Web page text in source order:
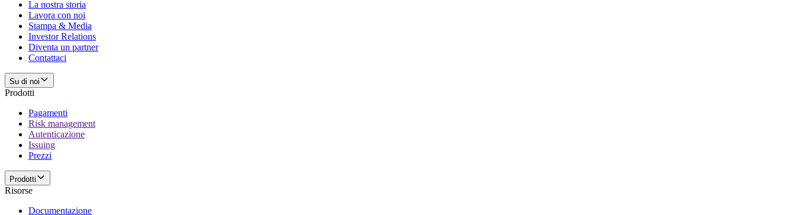
La nostra storia
Lavora con noi
Stampa & Media
Investor Relations
Diventa un partner
Contattaci
Su di noi
Prodotti
Pagamenti
Risk management
Autenticazione
Issuing
Prezzi
Prodotti
Risorse
Documentazione